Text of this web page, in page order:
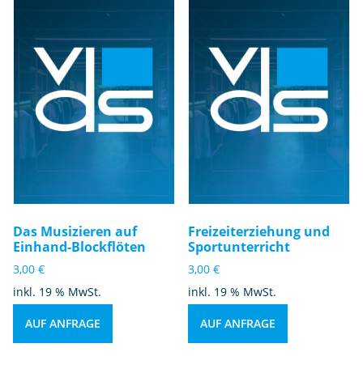
Das Musizieren auf
Einhand-Blockflöten
3,00 €
inkl. 19 % MwSt.
AUF ANFRAGE
Freizeiterziehung und
Sportunterricht
3,00€
inkl. 19 % MwSt.
AUF ANFRAGE